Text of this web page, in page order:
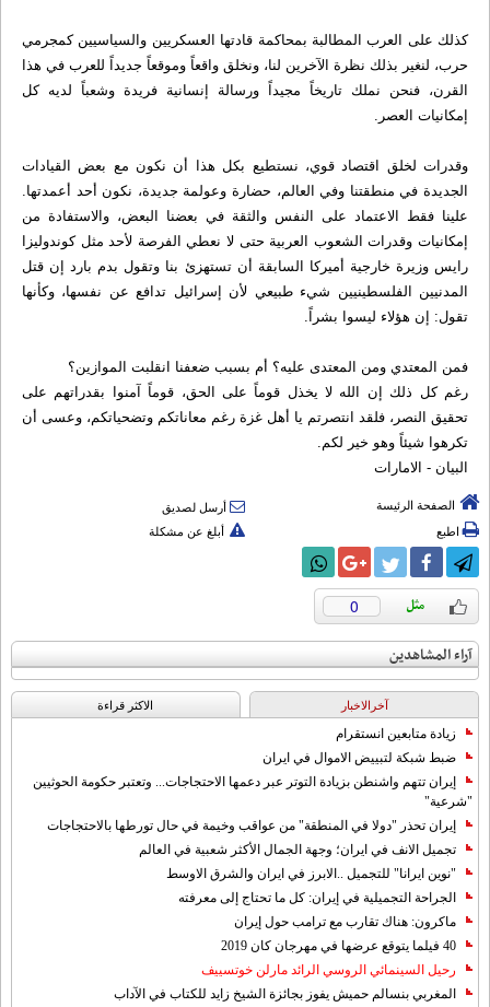
كذلك على العرب المطالبة بمحاكمة قادتها العسكريين والسياسيين كمجرمي
حرب، لنغير بذلك نظرة الآخرين لنا، ونخلق واقعاً وموقعاً جديداً للعرب في هذا
القرن، فنحن نملك تاريخاً مجيداً ورسالة إنسانية فريدة وشعباً لديه كل
إمكانيات العصر.
وقدرات لخلق اقتصاد قوي، نستطيع بكل هذا أن نكون مع بعض القيادات
الجديدة في منطقتنا وفي العالم، حضارة وعولمة جديدة، نكون أحد أعمدتها.
علينا فقط الاعتماد على النفس والثقة في بعضنا البعض، والاستفادة من
إمكانيات وقدرات الشعوب العربية حتى لا نعطي الفرصة لأحد مثل كوندوليزا
رايس وزيرة خارجية أميركا السابقة أن تستهزئ بنا وتقول بدم بارد إن قتل
المدنيين الفلسطينيين شيء طبيعي لأن إسرائيل تدافع عن نفسها، وكأنها
تقول: إن هؤلاء ليسوا بشراً.
فمن المعتدي ومن المعتدى عليه؟ أم بسبب ضعفنا انقلبت الموازين؟
رغم كل ذلك إن الله لا يخذل قوماً على الحق، قوماً آمنوا بقدراتهم على
تحقيق النصر، فلقد انتصرتم يا أهل غزة رغم معاناتكم وتضحياتكم، وعسى أن
تكرهوا شيئاً وهو خير لكم.
البيان - الامارات
الصفحة الرئيسة
أرسل لصديق
اطبع
أبلغ عن مشكلة
0
آراء المشاهدين
آخرالاخبار الاکثر قراءة
زيادة متابعين انستقرام
ضبط شبكة لتبييض الاموال في ايران
إيران تتهم واشنطن بزيادة التوتر عبر دعمها الاحتجاجات... وتعتبر حكومة الحوثيين
"شرعية"
إيران تحذر "دولا في المنطقة" من عواقب وخيمة في حال تورطها بالاحتجاجات
تجميل الانف في ايران؛ وجهة الجمال الأكثر شعبية في العالم
"نوين ايرانا" للتجميل ..الابرز في ايران والشرق الاوسط
الجراحة التجميلية في إيران: كل ما تحتاج إلى معرفته
ماكرون: هناك تقارب مع ترامب حول إيران
40 فيلما يتوقع عرضها في مهرجان كان 2019
رحيل السينمائي الروسي الرائد مارلن خوتسييف
المغربي بنسالم حميش يفوز بجائزة الشيخ زايد للكتاب في الآداب